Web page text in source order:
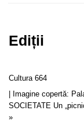
Ediții
Cultura 664
| Imagine copertă:
SOCIETATE Un
»